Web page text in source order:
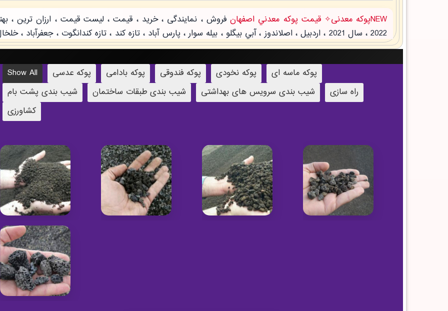
NEWپوکه معدنی✧ قيمت پوکه معدني اصفهان
Show All پوکه عدسی پوکه بادامی پوکه فندوقی پوکه نخودی
پوکه ماسه ای
شیب بندی پشت بام
شیب بندی طبقات ساختمان شیب بندی سرویس های بهداشتی
راه سازی
کشاورزی